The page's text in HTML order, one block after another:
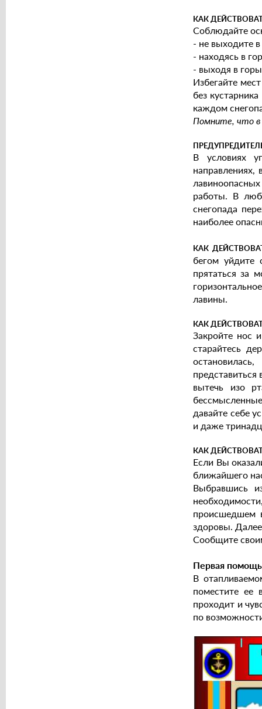
КАК
Соблюдайте
- не выходите
- находясь в
- выходя в
Избегайте
без
каждом
Помните, что в
В условиях
работы. В
снегопада
наиболее
КАК
бегом уйдите
прятаться за
лавины.
КАК
Закройте нос
старайтесь
вытечь изо
давайте себе
и даже
КАК
Если Вы
ближайшего
Выбравшись
происшедшем
здоровы. Далее
Сообщите
Первая
В
поместите ее
проходит и
по